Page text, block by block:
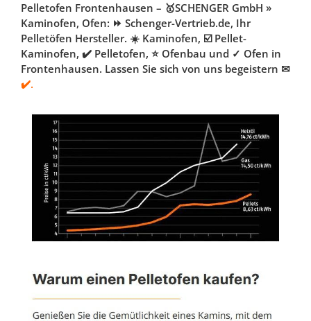
Pelletofen Frontenhausen – 🥇SCHENGER GmbH »
Kaminofen, Ofen: ⏩ Schenger-Vertrieb.de, Ihr
Pelletöfen Hersteller. ☀️ Kaminofen, ☑️ Pellet-
Kaminofen, ✔️ Pelletofen, ⭐ Ofenbau und ✓ Ofen in
Frontenhausen. Lassen Sie sich von uns begeistern ✉
✔️.